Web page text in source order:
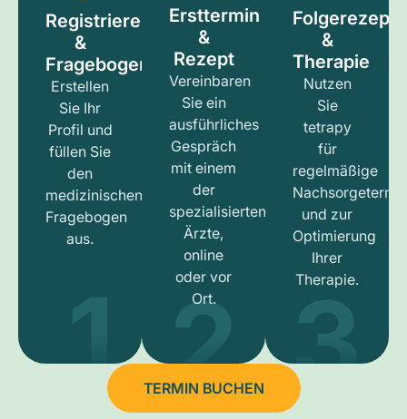
Registrieren
&
Fragebogen
Erstellen
Sie Ihr
Profil und
füllen Sie
den
medizinischen
Fragebogen
aus.
1
Ersttermin
&
Rezept
Vereinbaren
Sie ein
ausführliches
Gespräch
mit einem
der
spezialisierten
Ärzte,
online
oder vor
Ort.
2
Folgerezept
&
Therapie
Nutzen
Sie
tetrapy
für
regelmäßige
und zur
Optimierung
Ihrer
Therapie.
3
TERMIN BUCHEN